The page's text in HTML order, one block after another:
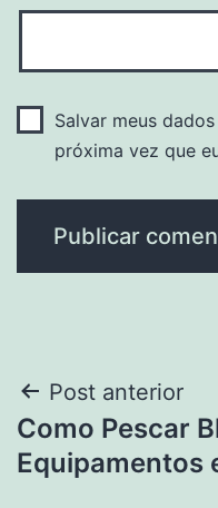
Salvar meus
próxima vez que
Navegação
de
Post anterior
Como Pescar
Equipamentos